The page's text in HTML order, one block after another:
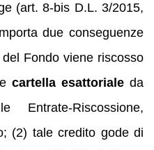
(art. 8-bis D.L. 3/2015,
due conseguenze
Fondo viene riscosso
ecartella esattoriale da
Entrate-Riscossione,
(2) tale credito gode di